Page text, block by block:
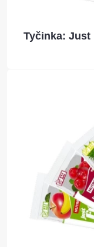
Tyčinka: Just